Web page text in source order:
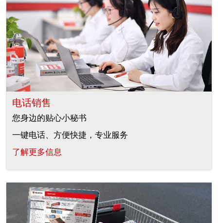
电话销售
您身边的贴心小秘书
一键电话、方便快捷，专业服务
了解更多信息